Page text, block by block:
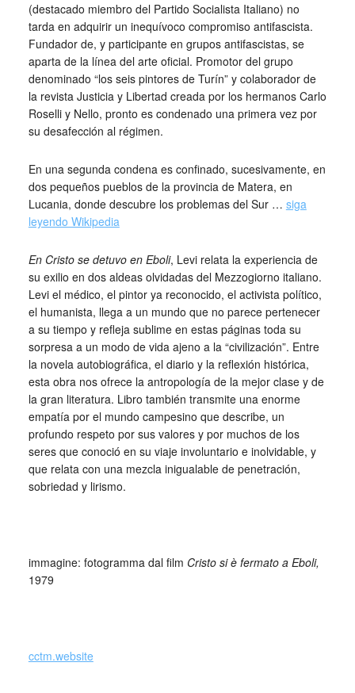
(destacado miembro del Partido Socialista Italiano) no
tarda en adquirir un inequívoco compromiso antifascista.
Fundador de, y participante en grupos antifascistas, se
aparta de la línea del arte oficial. Promotor del grupo
denominado “los seis pintores de Turín” y colaborador de
la revista Justicia y Libertad creada por los hermanos Carlo
Roselli y Nello, pronto es condenado una primera vez por
su desafección al régimen.
En una segunda condena es confinado, sucesivamente, en
dos pequeños pueblos de la provincia de Matera, en
Lucania, donde descubre los problemas del Sur … siga
leyendo Wikipedia
En Cristo se detuvo en Eboli, Levi relata la experiencia de
su exilio en dos aldeas olvidadas del Mezzogiorno italiano.
Levi el médico, el pintor ya reconocido, el activista político,
el humanista, llega a un mundo que no parece pertenecer
a su tiempo y refleja sublime en estas páginas toda su
sorpresa a un modo de vida ajeno a la “civilización”. Entre
la novela autobiográfica, el diario y la reflexión histórica,
esta obra nos ofrece la antropología de la mejor clase y de
la gran literatura. Libro también transmite una enorme
empatía por el mundo campesino que describe, un
profundo respeto por sus valores y por muchos de los
seres que conoció en su viaje involuntario e inolvidable, y
que relata con una mezcla inigualable de penetración,
sobriedad y lirismo.
immagine: fotogramma dal film Cristo si è fermato a Eboli,
1979
cctm.website